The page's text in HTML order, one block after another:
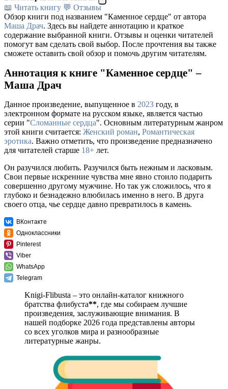
📖 Читать книгу 💬 Отзывы
Обзор книги под названием "Каменное сердце" от автора
Маша Драч. Здесь вы найдете аннотацию и краткое
содержание выбранной книги. Отзывы и оценки читателей
помогут вам сделать свой выбор. После прочтения вы также
сможете оставить свой обзор и помочь другим читателям.
Аннотация к книге "Каменное сердце" –
Маша Драч
Данное произведение, выпущенное в 2023 году, в
электронном формате на русском языке, является частью
серии "Сломанные сердца". Основным литературным жанром
этой книги считается: Женский роман, Романтическая
эротика. Важно отметить, что произведение предназначено
для читателей старше 18+ лет.
Он разучился любить. Разучился быть нежным и ласковым.
Свои первые искренние чувства мне явно стоило подарить
совершенно другому мужчине. Но так уж сложилось, что я
глубоко и безнадежно влюбилась именно в него. В друга
своего отца, чье сердце давно превратилось в камень.
ВКонтакте
Одноклассники
Pinterest
Viber
WhatsApp
Telegram
Knigi-Flibusta – это онлайн-каталог книжного
братства флибуста**, где мы собираем лучшие
произведения, заслуживающие внимания. В
нашей подборке 2026 года представлены авторы
со всех уголков мира и разнообразные
литературные жанры.